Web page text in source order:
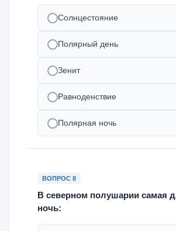
Солнцестояние
Полярный день
Зенит
Равноденствие
Полярная ночь
ВОПРОС 8
В северном полушарии самая
ночь: